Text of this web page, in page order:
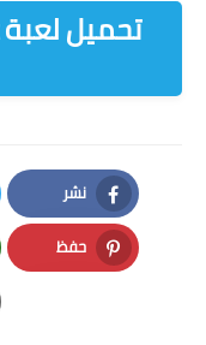
نشر
Facebook
حفظ
Pinterest